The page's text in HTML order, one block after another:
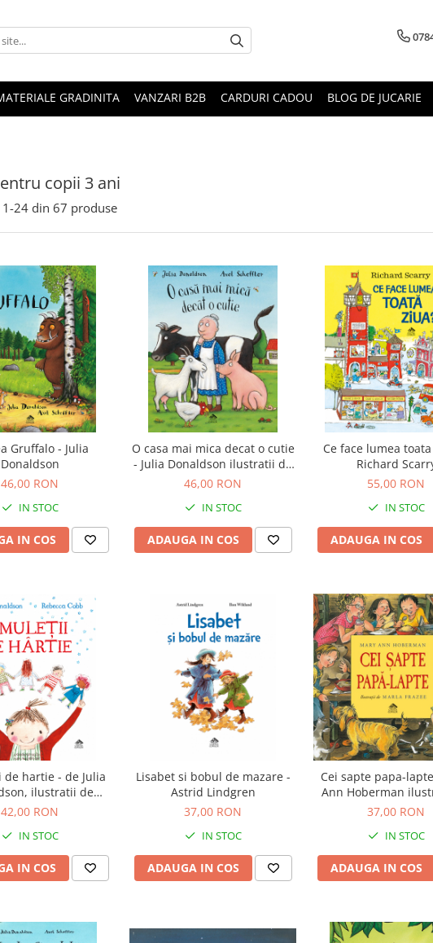
GRADINITA VANZARI B2B CARDURI CADOU BLOG DE JUCARIE
copii 3 ani
1-24 din 67 produse
Gruffalo - Julia
Donaldson
46,00 RON
IN STOC
IN COS
O casa mai mica decat o cutie
- Julia Donaldson ilustratii de
Axel Scheffler
46,00 RON
IN STOC
ADAUGA IN COS
Ce face lumea
Richard
55,00 RON
IN STOC
ADAUGA IN COS
de hartie - de Julia
ilustratii de
Cobb
42,00 RON
IN STOC
IN COS
Lisabet si bobul de mazare -
Astrid Lindgren
37,00 RON
IN STOC
ADAUGA IN COS
Cei sapte papa-
Ann Hoberman
Marla Frazee
37,00 RON
IN STOC
ADAUGA IN COS